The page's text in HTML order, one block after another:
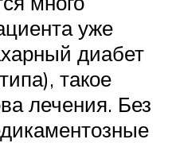
уже
диабет
такое
лечения. Без